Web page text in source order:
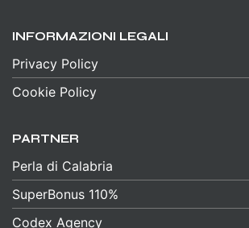
INFORMAZIONI LEGALI
Privacy Policy
Cookie Policy
PARTNER
Perla di Calabria
SuperBonus 110%
Codex Agency